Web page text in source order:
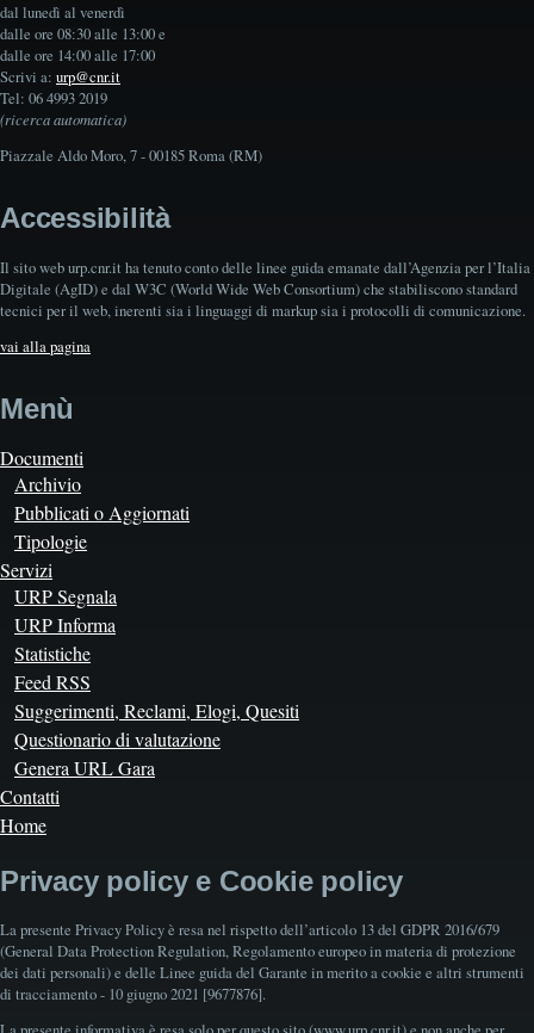
dal lunedì al venerdì
dalle ore 08:30 alle 13:00 e
dalle ore 14:00 alle 17:00
Scrivi a: urp@cnr.it
Tel: 06 4993 2019
(ricerca automatica)
Piazzale Aldo Moro, 7 - 00185 Roma (RM)
Accessibilità
Il sito web urp.cnr.it ha tenuto conto delle linee guida emanate dall’Agenzia per l’Italia
Digitale (AgID) e dal W3C (World Wide Web Consortium) che stabiliscono standard
tecnici per il web, inerenti sia i linguaggi di markup sia i protocolli di comunicazione.
vai alla pagina
Menù
Documenti
Archivio
Pubblicati o Aggiornati
Tipologie
Servizi
URP Segnala
URP Informa
Statistiche
Feed RSS
Suggerimenti, Reclami, Elogi, Quesiti
Questionario di valutazione
Genera URL Gara
Contatti
Home
Privacy policy e Cookie policy
La presente Privacy Policy è resa nel rispetto dell’articolo 13 del GDPR 2016/679
(General Data Protection Regulation, Regolamento europeo in materia di protezione
dei dati personali) e delle Linee guida del Garante in merito a cookie e altri strumenti
di tracciamento - 10 giugno 2021 [9677876].